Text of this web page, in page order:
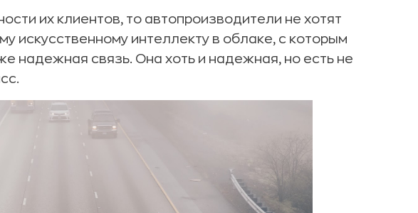
их клиентов, то автопроизводители не хотят
искусственному интеллекту в облаке, с которым
надежная связь. Она хоть и надежная, но есть не